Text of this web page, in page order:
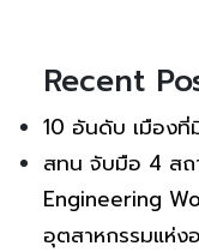
Recent
10 อันดับ เมือง
สทน จับมือ 4 สถ
Engineering
อุตสาหกรรมแห่ง